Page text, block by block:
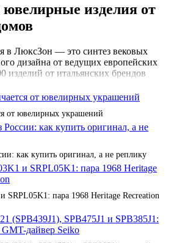
изделия от
в ЛюксЗон — это синтез вековых
дизайна от ведущих европейских
изделий от итальянских брендов
Morellato, испанской Majorica,
безграничные возможности
до революционных технологий
украшение рассказывает свою
качества
только благородные
происхождения. Золото 750
революционное серебро 925
от Pesavento, органический
от ювелирных украшений
как купить оригинал, а не реплику
SRPL05K1: пара 1968 Heritage Recreation